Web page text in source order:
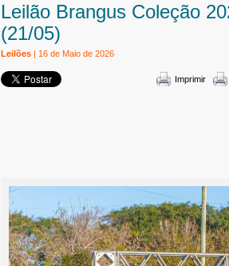
Leilão Brangus Coleção
(21/05)
Leilões | 16 de Maio de 2026
Imprimir